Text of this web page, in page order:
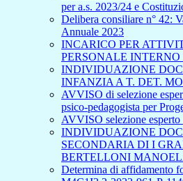
per a.s. 2023/24 e
Delibera consiliare n° 42:
Annuale 2023
INCARICO PER
PERSONALE INTERNO
INDIVIDUAZIONE
INFANZIA A T. DET.
AVVISO di selezione
psico-pedagogista per
AVVISO selezione
INDIVIDUAZIONE
SECONDARIA DI I
BERTELLONI
Determina di affidamento